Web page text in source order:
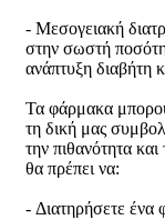
- Μεσογειακή
στην σωστή
ανάπτυξη διαβήτη
Τα φάρμακα
τη δική μας
την πιθανότητα
θα πρέπει να:
- Διατηρήσετε ένα